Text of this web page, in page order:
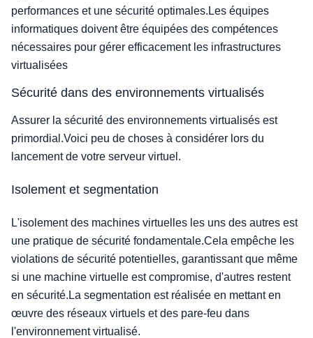
performances et une sécurité optimales.Les équipes
informatiques doivent être équipées des compétences
nécessaires pour gérer efficacement les infrastructures
virtualisées
Sécurité dans des environnements virtualisés
Assurer la sécurité des environnements virtualisés est
primordial.Voici peu de choses à considérer lors du
lancement de votre serveur virtuel.
Isolement et segmentation
L'isolement des machines virtuelles les uns des autres est
une pratique de sécurité fondamentale.Cela empêche les
violations de sécurité potentielles, garantissant que même
si une machine virtuelle est compromise, d'autres restent
en sécurité.La segmentation est réalisée en mettant en
œuvre des réseaux virtuels et des pare-feu dans
l'environnement virtualisé.